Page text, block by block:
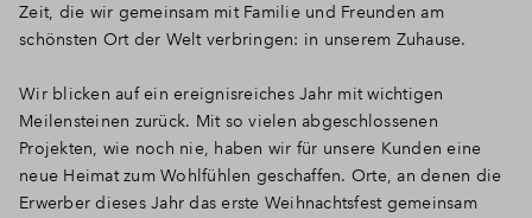
Zeit, die wir gemeinsam mit Familie und Freunden am
schönsten Ort der Welt verbringen: in unserem Zuhause.
Wir blicken auf ein ereignisreiches Jahr mit wichtigen
Meilensteinen zurück. Mit so vielen abgeschlossenen
Projekten, wie noch nie, haben wir für unsere Kunden eine
neue Heimat zum Wohlfühlen geschaffen. Orte, an denen die
Erwerber dieses Jahr das erste Weihnachtsfest gemeinsam